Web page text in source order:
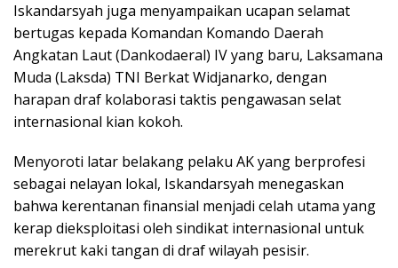
Iskandarsyah juga menyampaikan ucapan selamat
bertugas kepada Komandan Komando Daerah
Angkatan Laut (Dankodaeral) IV yang baru, Laksamana
Muda (Laksda) TNI Berkat Widjanarko, dengan
harapan draf kolaborasi taktis pengawasan selat
internasional kian kokoh.
Menyoroti latar belakang pelaku AK yang berprofesi
sebagai nelayan lokal, Iskandarsyah menegaskan
bahwa kerentanan finansial menjadi celah utama yang
kerap dieksploitasi oleh sindikat internasional untuk
merekrut kaki tangan di draf wilayah pesisir.